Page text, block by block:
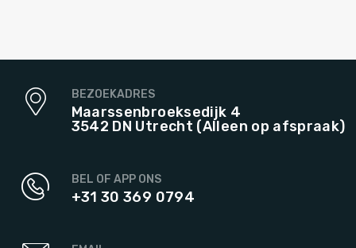
BEZOEKADRES
Maarssenbroeksedijk 4
3542 DN Utrecht (Alleen op afspraak)
BEL OF APP ONS
+31 30 369 0794